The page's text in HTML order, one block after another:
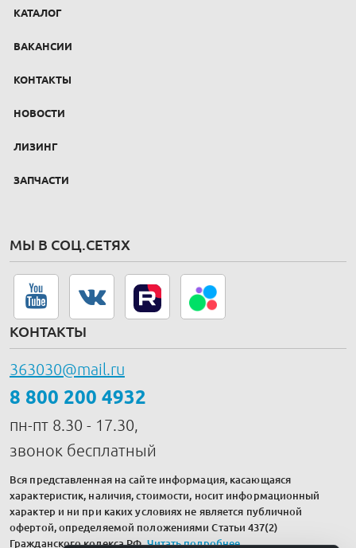
КАТАЛОГ
ВАКАНСИИ
КОНТАКТЫ
НОВОСТИ
ЛИЗИНГ
ЗАПЧАСТИ
МЫ В СОЦ.СЕТЯХ
КОНТАКТЫ
363030@mail.ru
8 800 200 4932
пн-пт 8.30 - 17.30,
звонок бесплатный
Вся представленная на сайте информация, касающаяся
характеристик, наличия, стоимости, носит информационный
характер и ни при каких условиях не является публичной
офертой, определяемой положениями Статьи 437(2)
Гражданского кодекса РФ.Читать подробнее.